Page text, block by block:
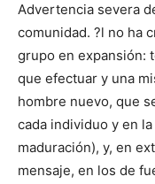
Advertencia severa
comunidad. ?l no ha
grupo en expansión:
que efectuar y una
hombre nuevo, que
cada individuo y en
maduración), y, en
mensaje, en los de